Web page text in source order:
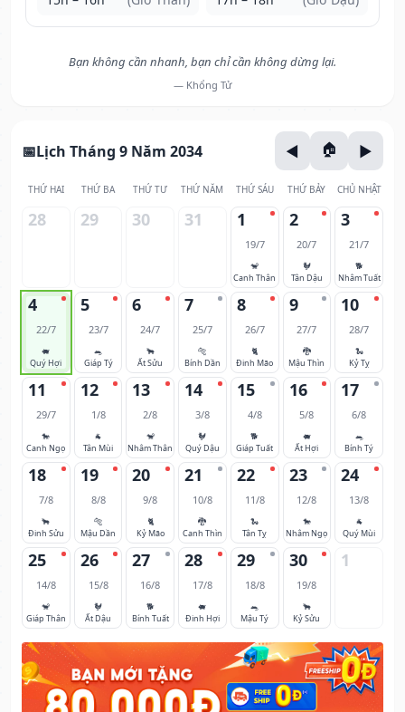
Bạn không cần nhanh, bạn chỉ cần không dừng lại.
— Khổng Tử
Lịch Tháng 9 Năm 2034
THỨ HAI THỨ BA THỨ TƯ THỨ NĂM THỨ SÁU THỨ BẢY CHỦ NHẬT
28 29 30 31 1
19/7
🐒
Canh Thân
2
20/7
🐓
Tân Dậu
3
21/7
🐕
Nhâm Tuất
4
22/7
🐖
Quý Hợi
5
23/7
🐀
Giáp Tý
6
24/7
🐂
Ất Sửu
7
25/7
🐅
Bính Dần
8
26/7
🐈
Đinh Mão
9
27/7
🐉
Mậu Thìn
10
28/7
🐍
Kỷ Tỵ
11
29/7
🐎
Canh Ngọ
12
1/8
🐐
Tân Mùi
13
2/8
🐒
Nhâm Thân
14
3/8
🐓
Quý Dậu
15
4/8
🐕
Giáp Tuất
16
5/8
🐖
Ất Hợi
17
6/8
🐀
Bính Tý
18
7/8
🐂
Đinh Sửu
19
8/8
🐅
Mậu Dần
20
9/8
🐈
Kỷ Mão
21
10/8
🐉
Canh Thìn
22
11/8
🐍
Tân Tỵ
23
12/8
🐎
Nhâm Ngọ
24
13/8
🐐
Quý Mùi
25
14/8
🐒
Giáp Thân
26
15/8
🐓
Ất Dậu
27
16/8
🐕
Bính Tuất
28
17/8
🐖
Đinh Hợi
29
18/8
🐀
Mậu Tý
30
19/8
🐂
Kỷ Sửu
1